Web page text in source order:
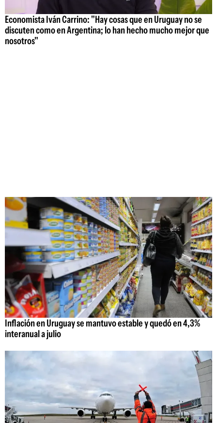
Economista Iván Carrino: "Hay cosas que en Uruguay no se
discuten como en Argentina; lo han hecho mucho mejor que
nosotros"
Inflación en Uruguay se mantuvo estable y quedó en 4,3%
interanual a julio